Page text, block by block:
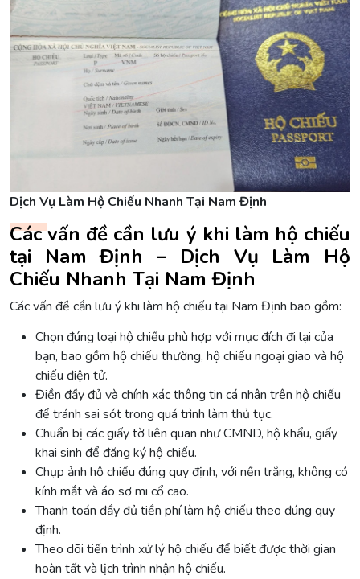
Dịch Vụ Làm Hộ Chiếu Nhanh Tại Nam Định
Các vấn đề cần lưu ý khi làm hộ chiếu
tại Nam Định – Dịch Vụ Làm Hộ
Chiếu Nhanh Tại Nam Định
Các vấn đề cần lưu ý khi làm hộ chiếu tại Nam Định bao gồm:
Chọn đúng loại hộ chiếu phù hợp với mục đích đi lại của
bạn, bao gồm hộ chiếu thường, hộ chiếu ngoại giao và hộ
chiếu điện tử.
Điền đầy đủ và chính xác thông tin cá nhân trên hộ chiếu
để tránh sai sót trong quá trình làm thủ tục.
Chuẩn bị các giấy tờ liên quan như CMND, hộ khẩu, giấy
khai sinh để đăng ký hộ chiếu.
Chụp ảnh hộ chiếu đúng quy định, với nền trắng, không có
kính mắt và áo sơ mi cổ cao.
Thanh toán đầy đủ tiền phí làm hộ chiếu theo đúng quy
định.
Theo dõi tiến trình xử lý hộ chiếu để biết được thời gian
hoàn tất và lịch trình nhận hộ chiếu.